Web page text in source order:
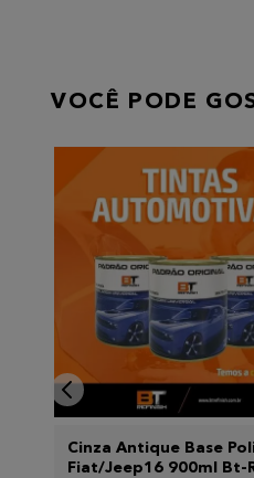
Endereço de email
Escreva uma
VOCÊ PODE
Cinza Antique Base
Fiat/Jeep16 900ml Bt-